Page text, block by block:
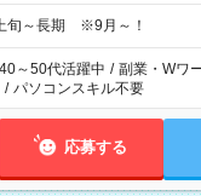
旬～長期 ※9月～！
40～50代活躍中 / 副業・Wワ
/ パソコンスキル不要
応募する